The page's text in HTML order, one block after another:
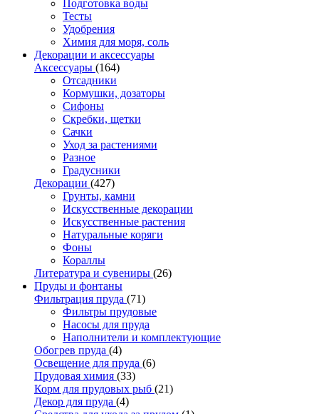
Подготовка воды
Тесты
Удобрения
Химия для моря, соль
Декорации и аксессуары
Аксессуары (164)
Отсадники
Кормушки, дозаторы
Сифоны
Скребки, щетки
Сачки
Уход за растениями
Разное
Градусники
Декорации (427)
Грунты, камни
Искусственные декорации
Искусственные растения
Натуральные коряги
Фоны
Кораллы
Литература и сувениры (26)
Пруды и фонтаны
Фильтрация пруда (71)
Фильтры прудовые
Насосы для пруда
Наполнители и комплектующие
Обогрев пруда (4)
Освещение для пруда (6)
Прудовая химия (33)
Корм для прудовых рыб (21)
Декор для пруда (4)